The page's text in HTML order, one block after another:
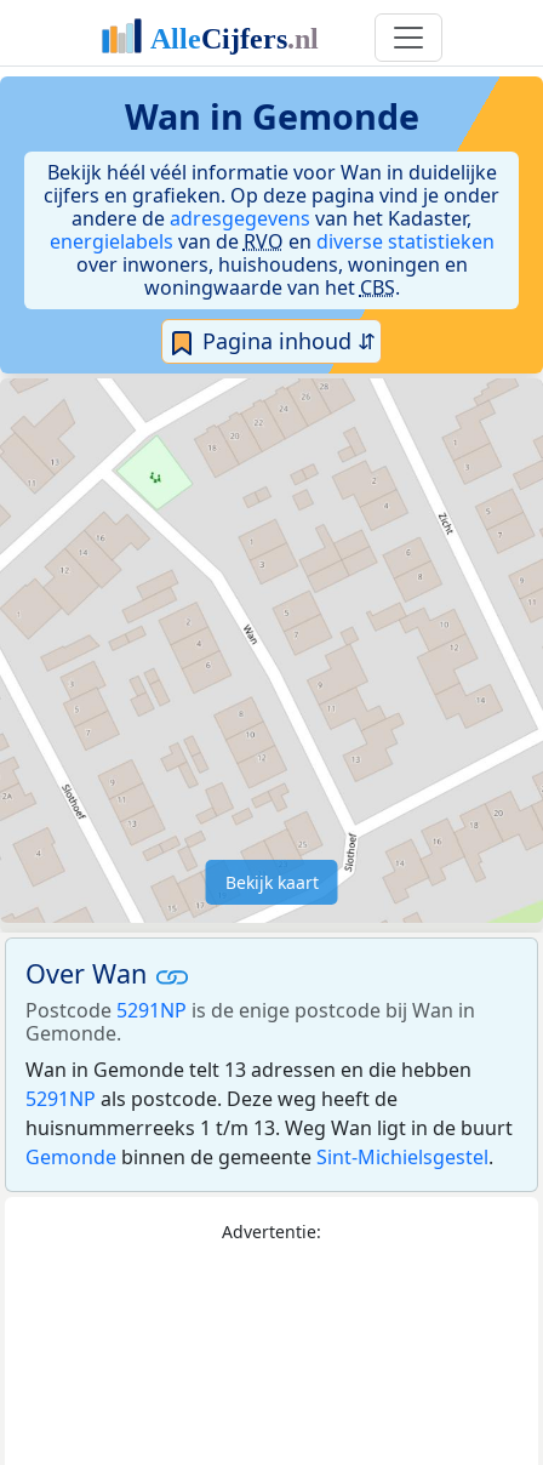
Wan in Gemonde
Bekijk héél véél informatie voor Wan in duidelijke
cijfers en grafieken. Op deze pagina vind je onder
andere deadresgegevens van het Kadaster,
energielabels van de RVO en diverse statistieken
over inwoners, huishoudens, woningen en
woningwaarde van het CBS.
Pagina inhoud ⇵
Bekijk kaart
Over Wan
Postcode 5291NP is de enige postcode bij Wan in
Gemonde.
Wan in Gemonde telt 13 adressen en die hebben
5291NP als postcode. Deze weg heeft de
huisnummerreeks 1 t/m 13. Weg Wan ligt in de buurt
Gemonde binnen de gemeenteSint-Michielsgestel.
Advertentie: